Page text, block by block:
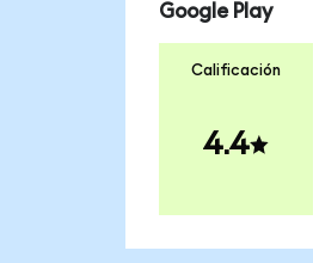
Google Play
Calificación
4.4